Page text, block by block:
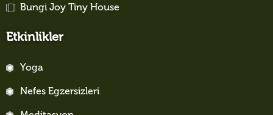
Bungi Joy Tiny House
Etkinlikler
Yoga
Nefes Egzersizleri